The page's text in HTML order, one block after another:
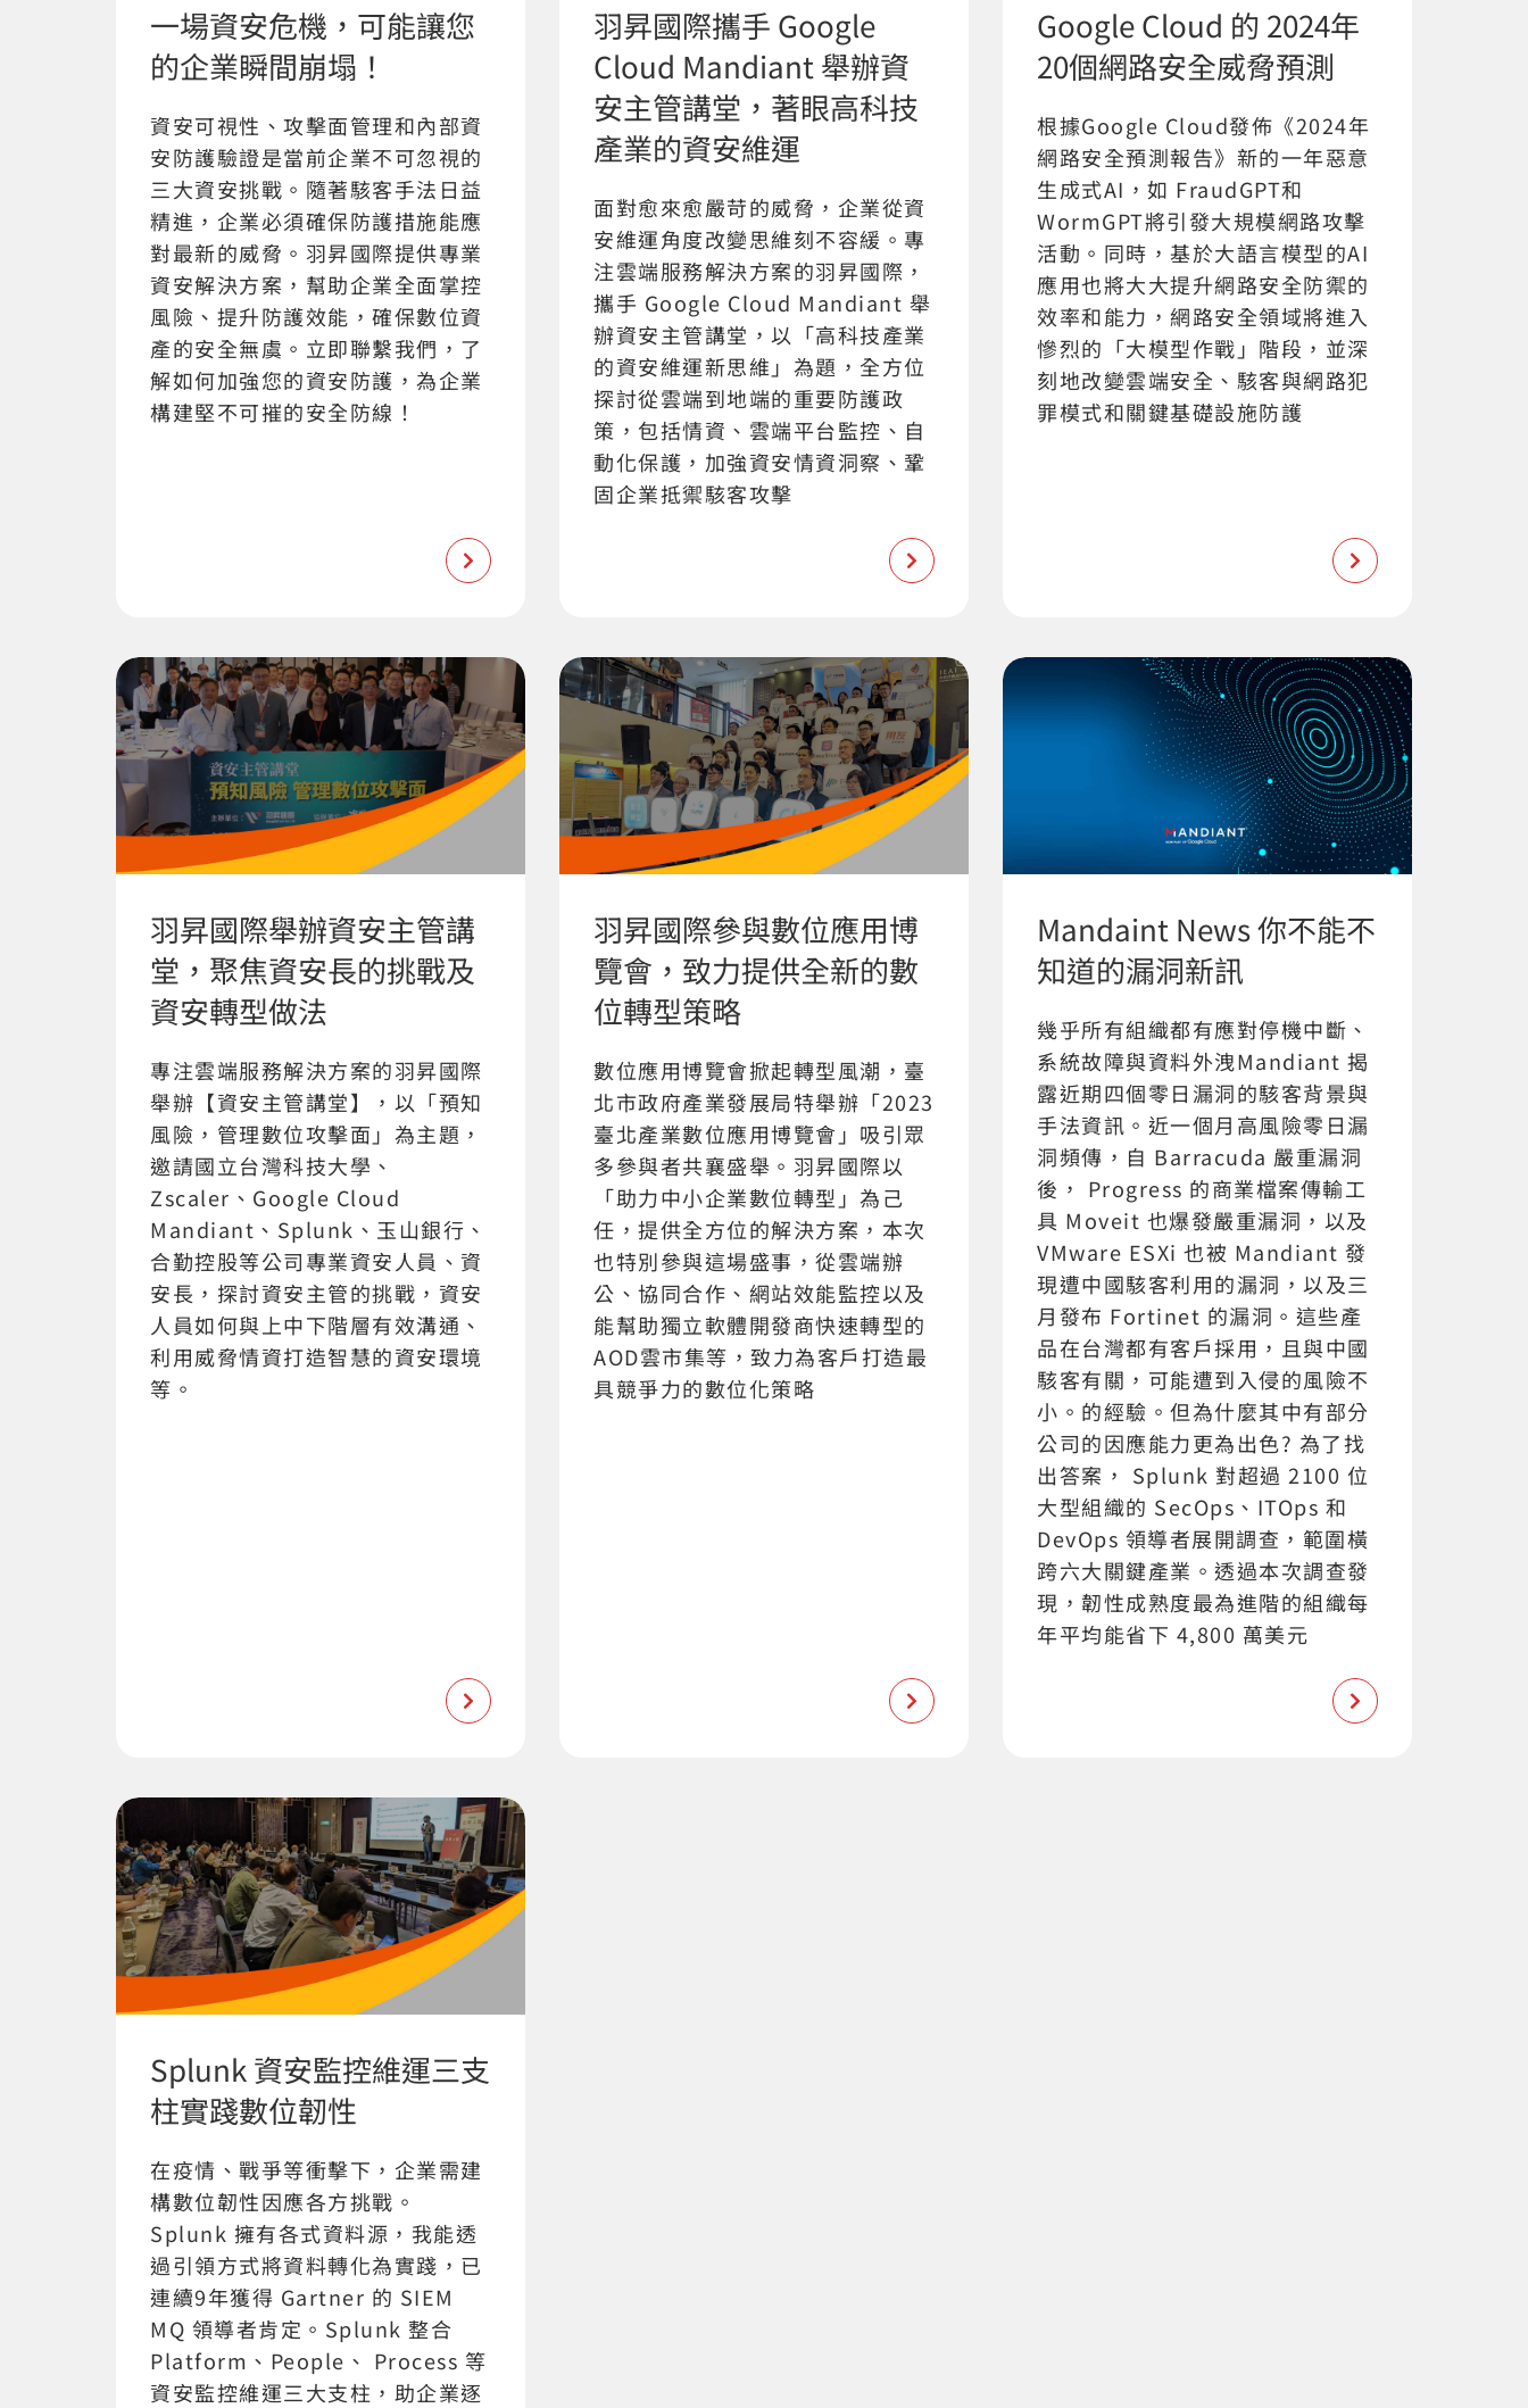
一場資安危機，可能讓您
的企業瞬間崩塌！
資安可視性、攻擊面管理和內部資
安防護驗證是當前企業不可忽視的
三大資安挑戰。隨著駭客手法日益
精進，企業必須確保防護措施能應
對最新的威脅。羽昇國際提供專業
資安解決方案，幫助企業全面掌控
風險、提升防護效能，確保數位資
產的安全無虞。立即聯繫我們，了
解如何加強您的資安防護，為企業
構建堅不可摧的安全防線！
羽昇國際攜手 Google
Cloud Mandiant 舉辦資
安主管講堂，著眼高科技
產業的資安維運
面對愈來愈嚴苛的威脅，企業從資
安維運角度改變思維刻不容緩。專
注雲端服務解決方案的羽昇國際，
攜手 Google Cloud Mandiant 舉
辦資安主管講堂，以「高科技產業
的資安維運新思維」為題，全方位
探討從雲端到地端的重要防護政
策，包括情資、雲端平台監控、自
動化保護，加強資安情資洞察、鞏
固企業抵禦駭客攻擊
Google Cloud 的 2024年
20個網路安全威脅預測
根據Google Cloud發佈《2024年
網路安全預測報告》新的一年惡意
生成式AI，如 FraudGPT和
WormGPT將引發大規模網路攻擊
活動。同時，基於大語言模型的AI
應用也將大大提升網路安全防禦的
效率和能力，網路安全領域將進入
慘烈的「大模型作戰」階段，並深
刻地改變雲端安全、駭客與網路犯
罪模式和關鍵基礎設施防護
羽昇國際舉辦資安主管講
堂，聚焦資安長的挑戰及
資安轉型做法
專注雲端服務解決方案的羽昇國際
舉辦【資安主管講堂】，以「預知
風險，管理數位攻擊面」為主題，
邀請國立台灣科技大學、
Zscaler、Google Cloud
Mandiant、Splunk、玉山銀行、
合勤控股等公司專業資安人員、資
安長，探討資安主管的挑戰，資安
人員如何與上中下階層有效溝通、
利用威脅情資打造智慧的資安環境
等。
羽昇國際參與數位應用博
覽會，致力提供全新的數
位轉型策略
數位應用博覽會掀起轉型風潮，臺
北市政府產業發展局特舉辦「2023
臺北產業數位應用博覽會」吸引眾
多參與者共襄盛舉。羽昇國際以
「助力中小企業數位轉型」為己
任，提供全方位的解決方案，本次
也特別參與這場盛事，從雲端辦
公、協同合作、網站效能監控以及
能幫助獨立軟體開發商快速轉型的
AOD雲市集等，致力為客戶打造最
具競爭力的數位化策略
Mandaint News 你不能不
知道的漏洞新訊
幾乎所有組織都有應對停機中斷、
系統故障與資料外洩Mandiant 揭
露近期四個零日漏洞的駭客背景與
手法資訊。近一個月高風險零日漏
洞頻傳，自 Barracuda 嚴重漏洞
後， Progress 的商業檔案傳輸工
具 Moveit 也爆發嚴重漏洞，以及
VMware ESXi 也被 Mandiant 發
現遭中國駭客利用的漏洞，以及三
月發布 Fortinet 的漏洞。這些產
品在台灣都有客戶採用，且與中國
駭客有關，可能遭到入侵的風險不
小。的經驗。但為什麼其中有部分
公司的因應能力更為出色? 為了找
出答案， Splunk 對超過 2100 位
大型組織的 SecOps、ITOps 和
DevOps 領導者展開調查，範圍橫
跨六大關鍵產業。透過本次調查發
現，韌性成熟度最為進階的組織每
年平均能省下 4,800 萬美元
Splunk 資安監控維運三支
柱實踐數位韌性
在疫情、戰爭等衝擊下，企業需建
構數位韌性因應各方挑戰。
Splunk 擁有各式資料源，我能透
過引領方式將資料轉化為實踐，已
連續9年獲得 Gartner 的 SIEM
MQ 領導者肯定。Splunk 整合
Platform、People、 Process 等
資安監控維運三大支柱，助企業逐